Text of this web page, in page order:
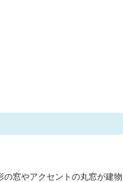
窓やアクセントの丸窓が建物